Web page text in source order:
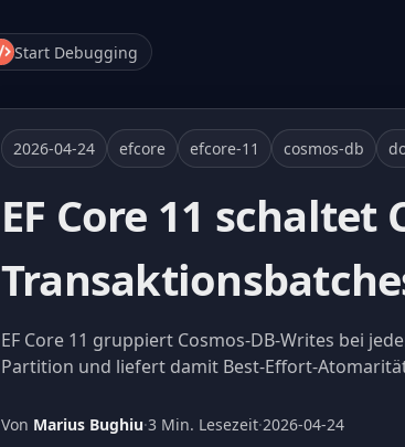
Start Debugging
2026-04-24 efcore efcore-11 cosmos-db
EF Core 11 schaltet
EF Core 11 gruppiert Cosmos-DB-Writes bei
Partition und liefert damit Best-Effort-
Von Marius Bughiu·3 Min. Lesezeit·2026-04-24